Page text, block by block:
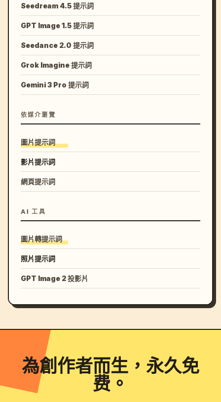
Seedream 4.5 提示詞
GPT Image 1.5 提示詞
Seedance 2.0 提示詞
Grok Imagine 提示詞
Gemini 3 Pro 提示詞
依媒介瀏覽
圖片提示詞
影片提示詞
網頁提示詞
AI 工具
圖片轉提示詞
照片提示詞
GPT Image 2 投影片
為創作者而生，永久免
费。